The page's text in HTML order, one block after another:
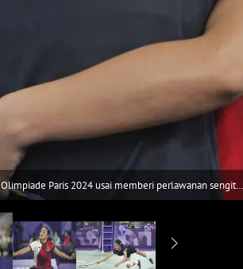
Paris 2024 usai memberi perlawanan sengit
21 dan 16-21 di Porte de La Chapelle Arena, Paris,
perlawanan gigih yang ditampilkan sepanjang laga.